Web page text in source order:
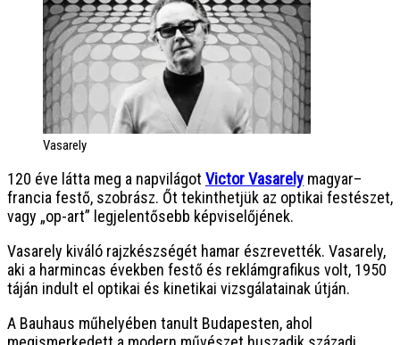
Vasarely
120 éve látta meg a napvilágot Victor Vasarely magyar–
francia festő, szobrász. Őt tekinthetjük az optikai festészet,
vagy „op-art” legjelentősebb képviselőjének.
Vasarely kiváló rajzkészségét hamar észrevették. Vasarely,
aki a harmincas években festő és reklámgrafikus volt, 1950
táján indult el optikai és kinetikai vizsgálatainak útján.
A Bauhaus műhelyében tanult Budapesten, ahol